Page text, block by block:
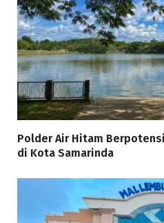
Polder Air Hitam
di Kota Samarinda